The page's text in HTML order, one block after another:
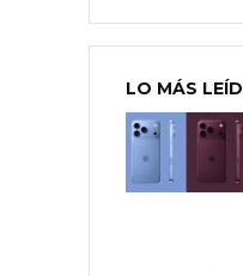
LO MÁS